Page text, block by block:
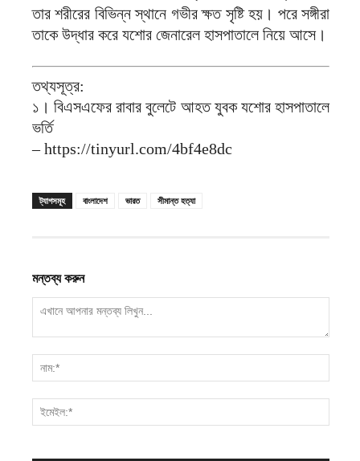
তার শরীরের বিভিন্ন স্থানে গভীর ক্ষত সৃষ্টি হয়। পরে সঙ্গীরা
তাকে উদ্ধার করে যশোর জেনারেল হাসপাতালে নিয়ে আসে।
তথ্যসূত্র:
১। বিএসএফের রাবার বুলেটে আহত যুবক যশোর হাসপাতালে
ভর্তি
– https://tinyurl.com/4bf4e8dc
ট্যাগসমূহ বাংলাদেশ ভারত সীমান্ত হত্যা
মন্তব্য করুন